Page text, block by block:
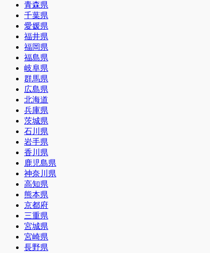
青森県
千葉県
愛媛県
福井県
福岡県
福島県
岐阜県
群馬県
広島県
北海道
兵庫県
茨城県
石川県
岩手県
香川県
鹿児島県
神奈川県
高知県
熊本県
京都府
三重県
宮城県
宮崎県
長野県